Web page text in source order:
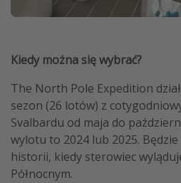
Kiedy można się wybrać?
The North Pole Expedition
sezon (26 lotów) z
Svalbardu od maja do
wylotu to 2024 lub 2025.
historii, kiedy sterowiec
Północnym.